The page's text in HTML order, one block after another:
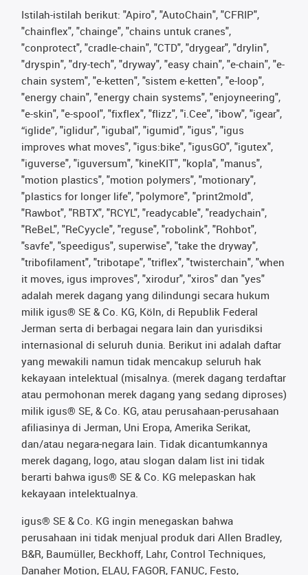
Istilah-istilah berikut: "Apiro", "AutoChain", "CFRIP",
"chainflex", "chainge", "chains untuk cranes",
"conprotect", "cradle-chain", "CTD", "drygear", "drylin",
"dryspin", "dry-tech", "dryway", "easy chain", "e-chain", "e-
chain system", "e-ketten", "sistem e-ketten", "e-loop",
"energy chain", "energy chain systems", "enjoyneering",
"e-skin", "e-spool", "fixflex", "flizz", "i.Cee", "ibow", "igear",
“iglide”, "iglidur", "igubal", "igumid", "igus", "igus
improves what moves", "igus:bike", "igusGO", "igutex",
"iguverse", "iguversum", "kineKIT", "kopla", "manus",
"motion plastics", "motion polymers", "motionary",
"plastics for longer life", "polymore", "print2mold",
"Rawbot", "RBTX", "RCYL", "readycable", "readychain",
"ReBeL", "ReCyycle", "reguse", "robolink", "Rohbot",
"savfe", "speedigus", superwise", "take the dryway",
"tribofilament", "tribotape", "triflex", "twisterchain", "when
it moves, igus improves", "xirodur", "xiros" dan "yes"
adalah merek dagang yang dilindungi secara hukum
milik igus® SE & Co. KG, Köln, di Republik Federal
Jerman serta di berbagai negara lain dan yurisdiksi
internasional di seluruh dunia. Berikut ini adalah daftar
yang mewakili namun tidak mencakup seluruh hak
kekayaan intelektual (misalnya. (merek dagang terdaftar
atau permohonan merek dagang yang sedang diproses)
milik igus® SE, & Co. KG, atau perusahaan-perusahaan
afiliasinya di Jerman, Uni Eropa, Amerika Serikat,
dan/atau negara-negara lain. Tidak dicantumkannya
merek dagang, logo, atau slogan dalam list ini tidak
berarti bahwa igus® SE & Co. KG melepaskan hak
kekayaan intelektualnya.
igus® SE & Co. KG ingin menegaskan bahwa
perusahaan ini tidak menjual produk dari Allen Bradley,
B&R, Baumüller, Beckhoff, Lahr, Control Techniques,
Danaher Motion, ELAU, FAGOR, FANUC, Festo,